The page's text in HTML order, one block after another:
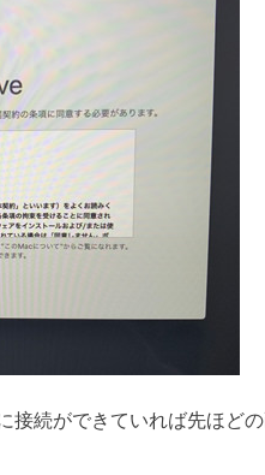
接続ができていれば先ほど